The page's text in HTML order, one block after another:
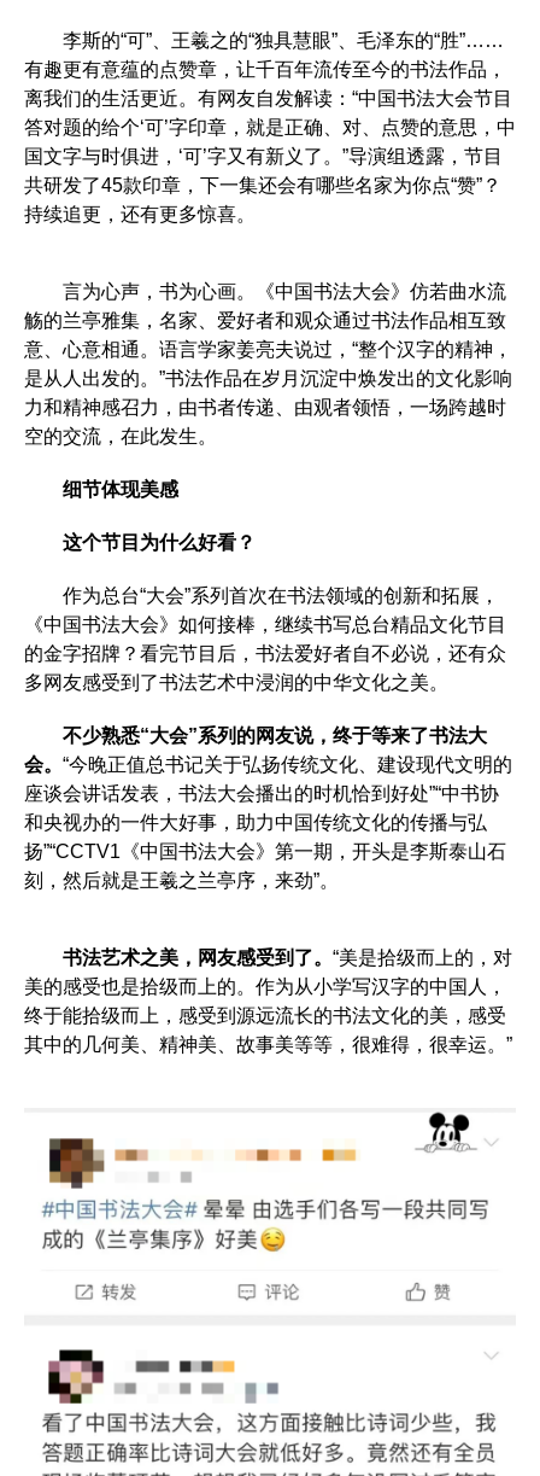
李斯的“可”、王羲之的“独具慧眼”、毛泽东的“胜”……
有趣更有意蕴的点赞章，让千百年流传至今的书法作品，
离我们的生活更近。有网友自发解读：“中国书法大会节目
答对题的给个‘可’字印章，就是正确、对、点赞的意思，中
国文字与时俱进，‘可’字又有新义了。”导演组透露，节目
共研发了45款印章，下一集还会有哪些名家为你点“赞”？
持续追更，还有更多惊喜。
言为心声，书为心画。《中国书法大会》仿若曲水流
觞的兰亭雅集，名家、爱好者和观众通过书法作品相互致
意、心意相通。语言学家姜亮夫说过，“整个汉字的精神，
是从人出发的。”书法作品在岁月沉淀中焕发出的文化影响
力和精神感召力，由书者传递、由观者领悟，一场跨越时
空的交流，在此发生。
细节体现美感
这个节目为什么好看？
作为总台“大会”系列首次在书法领域的创新和拓展，
《中国书法大会》如何接棒，继续书写总台精品文化节目
的金字招牌？看完节目后，书法爱好者自不必说，还有众
多网友感受到了书法艺术中浸润的中华文化之美。
不少熟悉“大会”系列的网友说，终于等来了书法大
会。 “今晚正值总书记关于弘扬传统文化、建设现代文明的
座谈会讲话发表，书法大会播出的时机恰到好处”“中书协
和央视办的一件大好事，助力中国传统文化的传播与弘
扬”“CCTV1《中国书法大会》第一期，开头是李斯泰山石
刻，然后就是王羲之兰亭序，来劲”。
书法艺术之美，网友感受到了。 “美是拾级而上的，对
美的感受也是拾级而上的。作为从小学写汉字的中国人，
终于能拾级而上，感受到源远流长的书法文化的美，感受
其中的几何美、精神美、故事美等等，很难得，很幸运。”